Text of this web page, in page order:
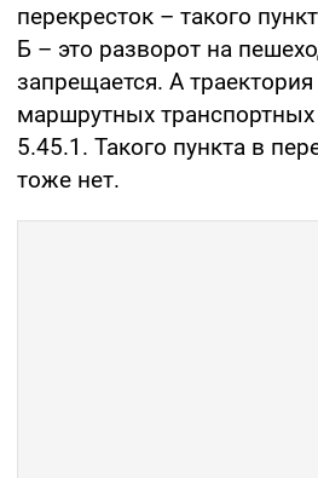
перекресток – такого
Б – это разворот на
запрещается. А
маршрутных транспортных
5.45.1. Такого пункта в
тоже нет.